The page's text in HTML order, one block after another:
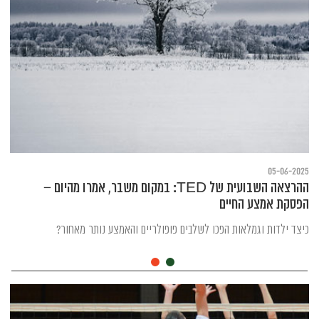
05-06-2025
ההרצאה השבועית של TED: במקום משבר, אמרו מהיום –
הפסקת אמצע החיים
כיצד ילדות וגמלאות הפכו לשלבים פופולריים והאמצע נותר מאחור?